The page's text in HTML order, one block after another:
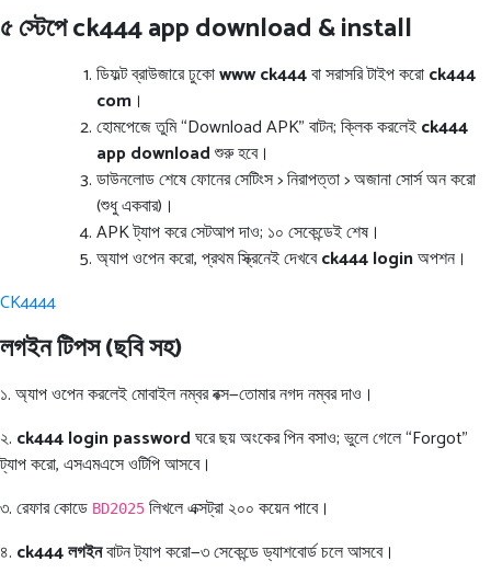
৫ স্টেপে ck444 app download & install
ডিফল্ট ব্রাউজারে ঢুকোwww ck444বা সরাসরি টাইপ করোck444
com ।
হোমপেজে তুমি “Download APK” বাটন; ক্লিক করলেইck444
app downloadশুরু হবে।
ডাউনলোড শেষে ফোনের সেটিংস > নিরাপত্তা > অজানা সোর্স অন করো
(শুধু একবার)।
APK ট্যাপ করে সেটআপ দাও; ১০ সেকেন্ডেই শেষ।
অ্যাপ ওপেন করো, প্রথম স্ক্রিনেই দেখবেck444 loginঅপশন।
CK4444
লগইন টিপস (ছবি সহ)
১. অ্যাপ ওপেন করলেই মোবাইল নম্বর বক্স—তোমার নগদ নম্বর দাও।
২. ck444 login passwordঘরে ছয় অংকের পিন বসাও; ভুলে গেলে “Forgot”
ট্যাপ করো, এসএমএসে ওটিপি আসবে।
৩. রেফার কোডে BD2025 লিখলে এক্সট্রা ২০০ কয়েন পাবে।
৪. ck444 লগইনবাটন ট্যাপ করো—৩ সেকেন্ডে ড্যাশবোর্ড চলে আসবে।